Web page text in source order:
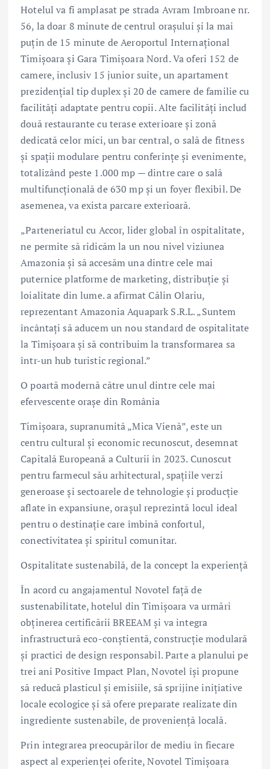
Hotelul va fi amplasat pe strada Avram Imbroane nr.
56, la doar 8 minute de centrul orașului și la mai
puțin de 15 minute de Aeroportul Internațional
Timișoara și Gara Timișoara Nord. Va oferi 152 de
camere, inclusiv 15 junior suite, un apartament
prezidențial tip duplex și 20 de camere de familie cu
facilități adaptate pentru copii. Alte facilități includ
două restaurante cu terase exterioare și zonă
dedicată celor mici, un bar central, o sală de fitness
și spații modulare pentru conferințe și evenimente,
totalizând peste 1.000 mp — dintre care o sală
multifuncțională de 630 mp și un foyer flexibil. De
asemenea, va exista parcare exterioară.
„Parteneriatul cu Accor, lider global în ospitalitate,
ne permite să ridicăm la un nou nivel viziunea
Amazonia și să accesăm una dintre cele mai
puternice platforme de marketing, distribuție și
loialitate din lume. a afirmat Călin Olariu,
reprezentant Amazonia Aquapark S.R.L. „Suntem
încântați să aducem un nou standard de ospitalitate
la Timișoara și să contribuim la transformarea sa
într-un hub turistic regional.”
O poartă modernă către unul dintre cele mai
efervescente orașe din România
Timișoara, supranumită „Mica Vienă”, este un
centru cultural și economic recunoscut, desemnat
Capitală Europeană a Culturii în 2023. Cunoscut
pentru farmecul său arhitectural, spațiile verzi
generoase și sectoarele de tehnologie și producție
aflate în expansiune, orașul reprezintă locul ideal
pentru o destinație care îmbină confortul,
conectivitatea și spiritul comunitar.
Ospitalitate sustenabilă, de la concept la experiență
În acord cu angajamentul Novotel față de
sustenabilitate, hotelul din Timișoara va urmări
obținerea certificării BREEAM și va integra
infrastructură eco-conștientă, construcție modulară
și practici de design responsabil. Parte a planului pe
trei ani Positive Impact Plan, Novotel își propune
să reducă plasticul și emisiile, să sprijine inițiative
locale ecologice și să ofere preparate realizate din
ingrediente sustenabile, de proveniență locală.
Prin integrarea preocupărilor de mediu în fiecare
aspect al experienței oferite, Novotel Timișoara